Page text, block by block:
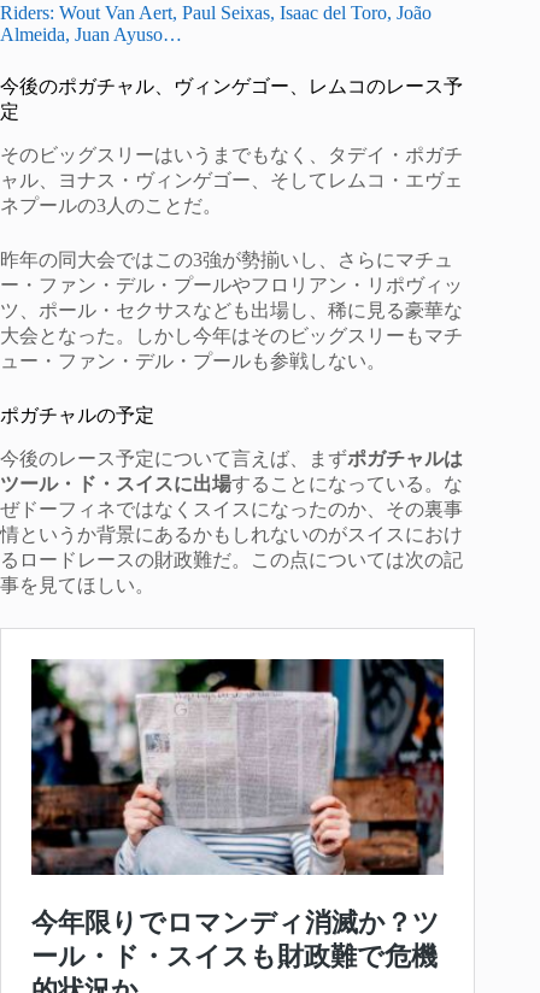
Riders: Wout Van Aert, Paul Seixas, Isaac del Toro, João
Almeida, Juan Ayuso…
今後のポガチャル、ヴィンゲゴー、レムコのレース予
定
そのビッグスリーはいうまでもなく、タデイ・ポガチ
ャル、ヨナス・ヴィンゲゴー、そしてレムコ・エヴェ
ネプールの3人のことだ。
昨年の同大会ではこの3強が勢揃いし、さらにマチュ
ー・ファン・デル・プールやフロリアン・リポヴィッ
ツ、ポール・セクサスなども出場し、稀に見る豪華な
大会となった。しかし今年はそのビッグスリーもマチ
ュー・ファン・デル・プールも参戦しない。
ポガチャルの予定
今後のレース予定について言えば、まずポガチャルは
ツール・ド・スイスに出場することになっている。な
ぜドーフィネではなくスイスになったのか、その裏事
情というか背景にあるかもしれないのがスイスにおけ
るロードレースの財政難だ。この点については次の記
事を見てほしい。